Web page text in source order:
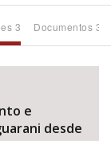
3 Documentos
e
desde